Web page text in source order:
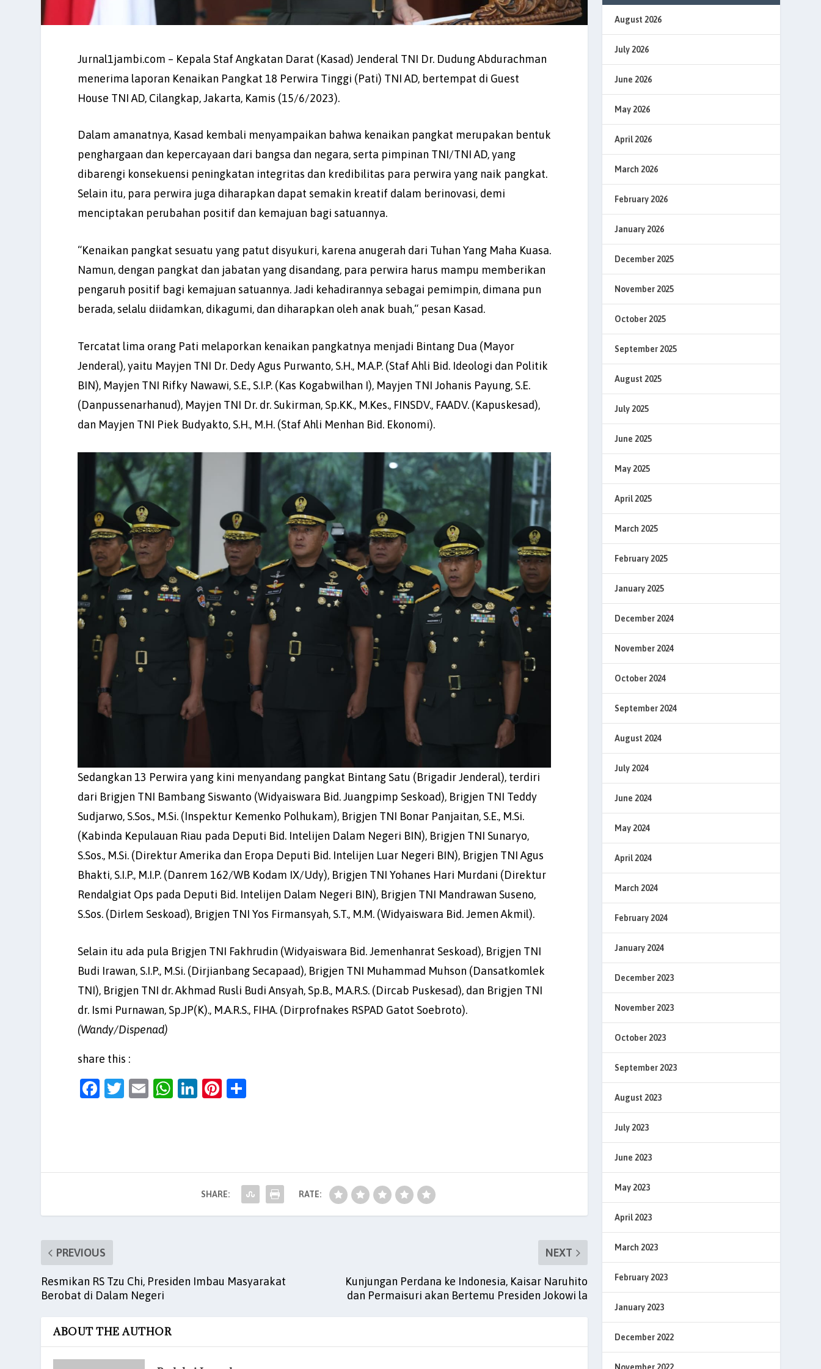
Jurnal1jambi.com – Kepala Staf Angkatan Darat (Kasad) Jenderal TNI Dr. Dudung Abdurachman
menerima laporan Kenaikan Pangkat 18 Perwira Tinggi (Pati) TNI AD, bertempat di Guest
House TNI AD, Cilangkap, Jakarta, Kamis (15/6/2023).
Dalam amanatnya, Kasad kembali menyampaikan bahwa kenaikan pangkat merupakan bentuk
penghargaan dan kepercayaan dari bangsa dan negara, serta pimpinan TNI/TNI AD, yang
dibarengi konsekuensi peningkatan integritas dan kredibilitas para perwira yang naik pangkat.
Selain itu, para perwira juga diharapkan dapat semakin kreatif dalam berinovasi, demi
menciptakan perubahan positif dan kemajuan bagi satuannya.
“Kenaikan pangkat sesuatu yang patut disyukuri, karena anugerah dari Tuhan Yang Maha Kuasa.
Namun, dengan pangkat dan jabatan yang disandang, para perwira harus mampu memberikan
pengaruh positif bagi kemajuan satuannya. Jadi kehadirannya sebagai pemimpin, dimana pun
berada, selalu diidamkan, dikagumi, dan diharapkan oleh anak buah,“ pesan Kasad.
Tercatat lima orang Pati melaporkan kenaikan pangkatnya menjadi Bintang Dua (Mayor
Jenderal), yaitu Mayjen TNI Dr. Dedy Agus Purwanto, S.H., M.A.P. (Staf Ahli Bid. Ideologi dan Politik
BIN), Mayjen TNI Rifky Nawawi, S.E., S.I.P. (Kas Kogabwilhan I), Mayjen TNI Johanis Payung, S.E.
(Danpussenarhanud), Mayjen TNI Dr. dr. Sukirman, Sp.KK., M.Kes., FINSDV., FAADV. (Kapuskesad),
dan Mayjen TNI Piek Budyakto, S.H., M.H. (Staf Ahli Menhan Bid. Ekonomi).
Sedangkan 13 Perwira yang kini menyandang pangkat Bintang Satu (Brigadir Jenderal), terdiri
dari Brigjen TNI Bambang Siswanto (Widyaiswara Bid. Juangpimp Seskoad), Brigjen TNI Teddy
Sudjarwo, S.Sos., M.Si. (Inspektur Kemenko Polhukam), Brigjen TNI Bonar Panjaitan, S.E., M.Si.
(Kabinda Kepulauan Riau pada Deputi Bid. Intelijen Dalam Negeri BIN), Brigjen TNI Sunaryo,
S.Sos., M.Si. (Direktur Amerika dan Eropa Deputi Bid. Intelijen Luar Negeri BIN), Brigjen TNI Agus
Bhakti, S.I.P., M.I.P. (Danrem 162/WB Kodam IX/Udy), Brigjen TNI Yohanes Hari Murdani (Direktur
Rendalgiat Ops pada Deputi Bid. Intelijen Dalam Negeri BIN), Brigjen TNI Mandrawan Suseno,
S.Sos. (Dirlem Seskoad), Brigjen TNI Yos Firmansyah, S.T., M.M. (Widyaiswara Bid. Jemen Akmil).
Selain itu ada pula Brigjen TNI Fakhrudin (Widyaiswara Bid. Jemenhanrat Seskoad), Brigjen TNI
Budi Irawan, S.I.P., M.Si. (Dirjianbang Secapaad), Brigjen TNI Muhammad Muhson (Dansatkomlek
TNI), Brigjen TNI dr. Akhmad Rusli Budi Ansyah, Sp.B., M.A.R.S. (Dircab Puskesad), dan Brigjen TNI
dr. Ismi Purnawan, Sp.JP(K)., M.A.R.S., FIHA. (Dirprofnakes RSPAD Gatot Soebroto).
(Wandy/Dispenad)
share this :
F
b
T
E
W
A
Li
dI
n
Pi
t
SHARE: RATE:
PREVIOUS
Resmikan RS Tzu Chi, Presiden Imbau Masyarakat
Berobat di Dalam Negeri
NEXT
Kunjungan Perdana ke Indonesia, Kaisar Naruhito
dan Permaisuri akan Bertemu Presiden Jokowi la
ABOUT THE AUTHOR
August 2026
July 2026
June 2026
May 2026
April 2026
March 2026
February 2026
January 2026
December 2025
November 2025
October 2025
September 2025
August 2025
July 2025
June 2025
May 2025
April 2025
March 2025
February 2025
January 2025
December 2024
November 2024
October 2024
September 2024
August 2024
July 2024
June 2024
May 2024
April 2024
March 2024
February 2024
January 2024
December 2023
November 2023
October 2023
September 2023
August 2023
July 2023
June 2023
May 2023
April 2023
March 2023
February 2023
January 2023
December 2022